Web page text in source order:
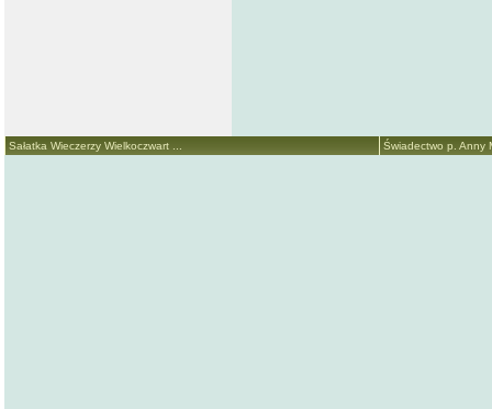
Sałatka Wieczerzy Wielkoczwart ... Świadectwo p. Anny